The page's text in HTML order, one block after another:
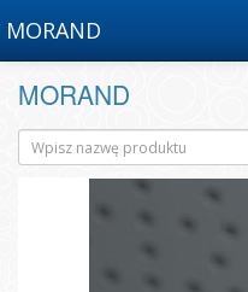
MORAND
MORAND